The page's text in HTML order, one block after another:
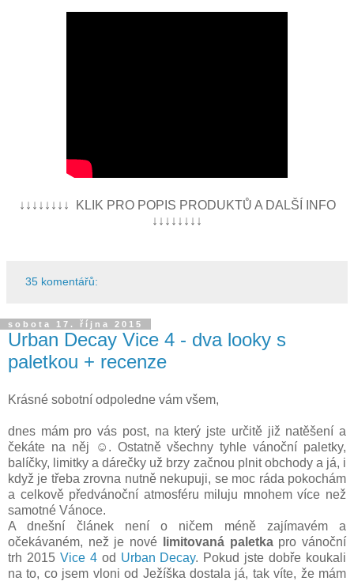
↓↓↓↓↓↓↓↓ KLIK PRO POPIS PRODUKTŮ A DALŠÍ INFO
↓↓↓↓↓↓↓↓
35 komentářů:
sobota 17. října 2015
Urban Decay Vice 4 - dva looky s
paletkou + recenze
Krásné sobotní odpoledne vám všem,
dnes mám pro vás post, na který jste určitě již natěšení a
čekáte na něj ☺. Ostatně všechny tyhle vánoční paletky,
balíčky, limitky a dárečky už brzy začnou plnit obchody a já, i
když je třeba zrovna nutně nekupuji, se moc ráda pokochám
a celkově předvánoční atmosféru miluju mnohem více než
samotné Vánoce.
A dnešní článek není o ničem méně zajímavém a
očekávaném, než je nové limitovaná paletkapro vánoční
trh 2015 Vice 4od Urban Decay. Pokud jste dobře koukali
na to, co jsem vloni od Ježíška dostala já, tak víte, že mám